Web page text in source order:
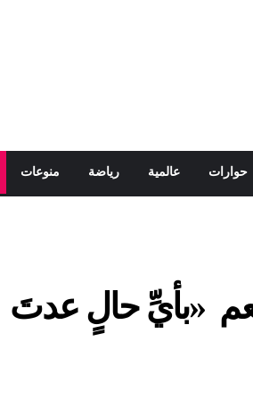
حوارات عالمية رياضة منوعات
«بأيِّ حالٍ عدتَ